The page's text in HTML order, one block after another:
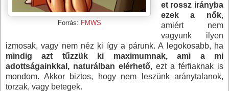
Forrás: FMWS
et rossz irányba
ezek a nők,
amiért nem
vagyunk ilyen
izmosak, vagy nem néz ki így a párunk. A legokosabb, ha
mindig azt tűzzük ki maximumnak, ami a mi
adottságainkkal, naturálban elérhető, ezt a férfiaknak is
mondom. Akkor biztos, hogy nem leszünk aránytalanok,
torzak, vagy betegek.